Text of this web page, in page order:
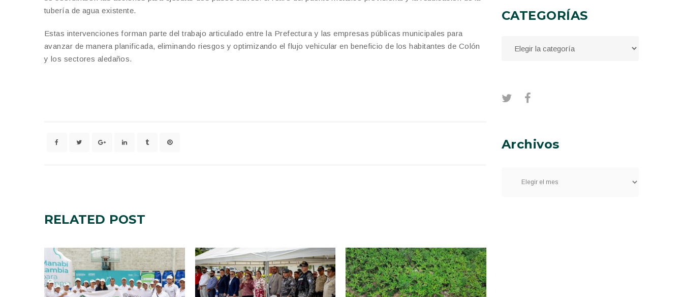
tubería de agua existente.
Estas intervenciones forman parte del trabajo articulado entre la Prefectura y las empresas públicas municipales para
avanzar de manera planificada, eliminando riesgos y optimizando el flujo vehicular en beneficio de los habitantes de Colón
y los sectores aledaños.
RELATED POST
CATEGORÍAS
Archivos